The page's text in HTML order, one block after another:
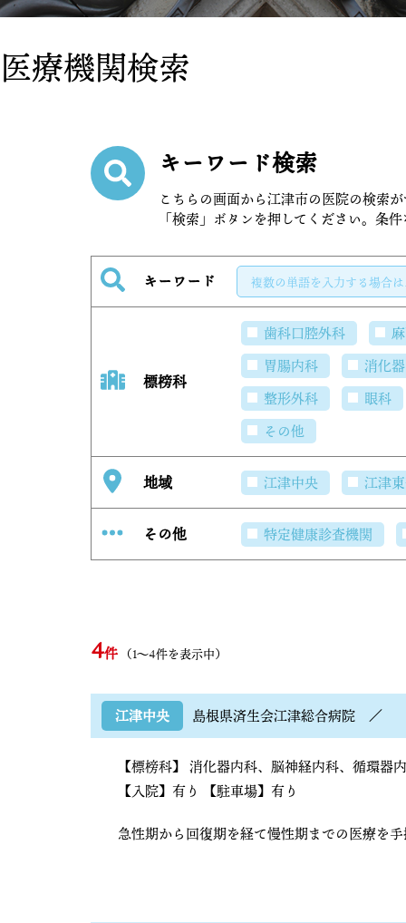
医療機関検索
キーワード検索
こちらの画面から江津市の医院の検索
「検索」ボタンを押してください。条
キーワード
標榜科
歯科口腔外科
胃腸内科
消化
整形外科
眼科
その他
地域 江津中央 江津
その他 特定健康診査機関
4件 （1〜4件を表示中）
江津中央 島根県済生会江津総合病院 ／
【標榜科】 消化器内科 脳神経内科
循環器
【入院】有り
【駐車場】有り
急性期から回復期を経て慢性期までの医療を